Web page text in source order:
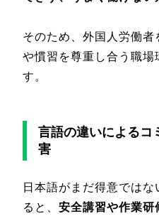
そのため、外国人労働
や慣習を尊重し合う職
す。
言語の違いによるコ
害
日本語がまだ得意では
ると、 安全講習や作業研